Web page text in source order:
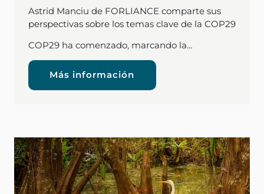
Astrid Manciu de FORLIANCE comparte sus
perspectivas sobre los temas clave de la COP29
COP29 ha comenzado, marcando la…
Más información